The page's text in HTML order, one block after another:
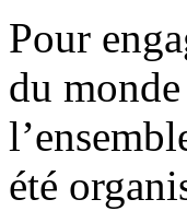
Pour
du
été